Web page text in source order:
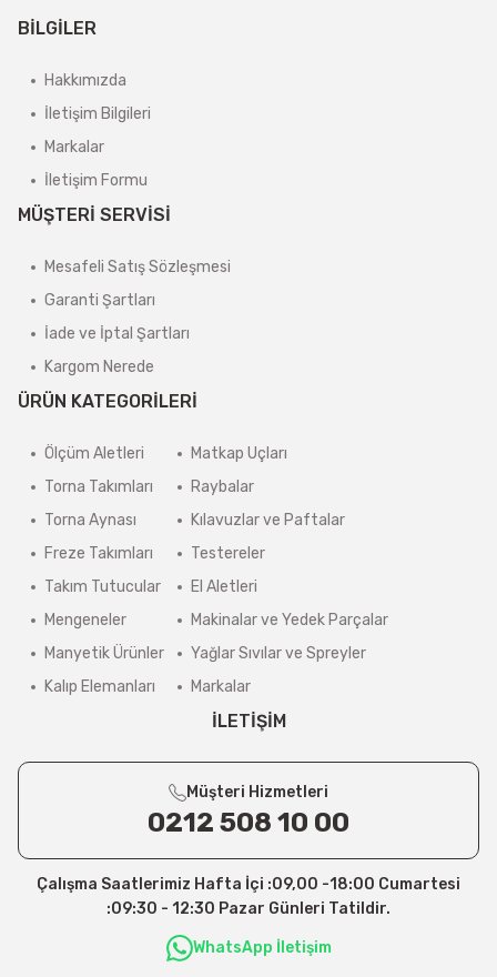
BİLGİLER
Hakkımızda
İletişim Bilgileri
Markalar
İletişim Formu
MÜŞTERİ SERVİSİ
Mesafeli Satış Sözleşmesi
Garanti Şartları
İade ve İptal Şartları
Kargom Nerede
ÜRÜN KATEGORİLERİ
Ölçüm Aletleri
Torna Takımları
Torna Aynası
Freze Takımları
Takım Tutucular
Mengeneler
Manyetik Ürünler
Kalıp Elemanları
Matkap Uçları
Raybalar
Kılavuzlar ve Paftalar
Testereler
El Aletleri
Makinalar ve Yedek Parçalar
Yağlar Sıvılar ve Spreyler
Markalar
İLETİŞİM
Müşteri Hizmetleri
0212 508 10 00
Çalışma Saatlerimiz Hafta İçi :09,00 -18:00 Cumartesi
:09:30 - 12:30 Pazar Günleri Tatildir.
WhatsApp İletişim